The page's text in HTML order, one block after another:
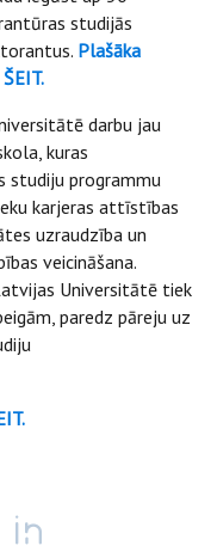
studijās
Plašāka
darbu jau
kuras
studiju programmu
karjeras attīstības
uzraudzība un
veicināšana.
Universitātē tiek
paredz pāreju uz